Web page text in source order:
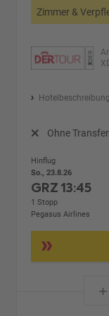
Zimmer &
Ohne Transfer
Hinflug
So., 23.8.26
GRZ13:45
1 Stopp
Pegasus Airlines